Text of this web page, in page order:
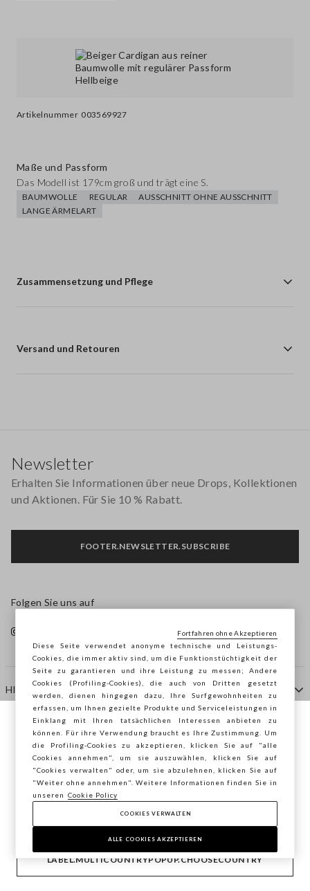
Artikelnummer 003569927
Maße und Passform
Das Modell ist 179cm groß und trägt eine S.
BAUMWOLLE REGULAR
AUSSCHNITT OHNE AUSSCHNITT
LANGE ÄRMELART
Zusammensetzung und Pflege
Versand und Retouren
HILFE
AGENTUR
KONTAKTE
Newsletter
Erhalten Sie Informationen über neue Drops, Kollektionen
und Aktionen. Für Sie 10 % Rabatt.
FOOTER.NEWSLETTER.SUBSCRIBE
Folgen Sie uns auf
Copyright © Ovs S.p.A. MwSt.-Nr. 04240010274 - Kap.
Kap. 290.923.470 -2.4.0
Sie surfen auf der Seite von STEFANEL
Deutschland, möchten Sie Ihren Standort
speichern?
BESTÄTIGEN
LABEL.MULTICOUNTRYPOPUP.CHOOSECOUNTRY
footer.item.country Deutschland
Diese Seite verwendet anonyme technische und Leistungs-
Cookies, die immer aktiv sind, um die Funktionstüchtigkeit der
Seite zu garantieren und ihre Leistung zu messen; Andere
Cookies (Profiling-Cookies), die auch von Dritten gesetzt
werden, dienen hingegen dazu, Ihre Surfgewohnheiten zu
erfassen, um Ihnen gezielte Produkte und Serviceleistungen in
Einklang mit Ihren tatsächlichen Interessen anbieten zu
können. Für ihre Verwendung braucht es Ihre Zustimmung. Um
die Profiling-Cookies zu akzeptieren, klicken Sie auf "alle
Cookies annehmen", um sie auszuwählen, klicken Sie auf
"Cookies verwalten" oder, um sie abzulehnen, klicken Sie auf
"Weiter ohne annehmen". Weitere Informationen finden Sie in
unseren
Cookie Policy
COOKIES VERWALTEN
ALLE COOKIES AKZEPTIEREN
Fortfahren ohne Akzeptieren